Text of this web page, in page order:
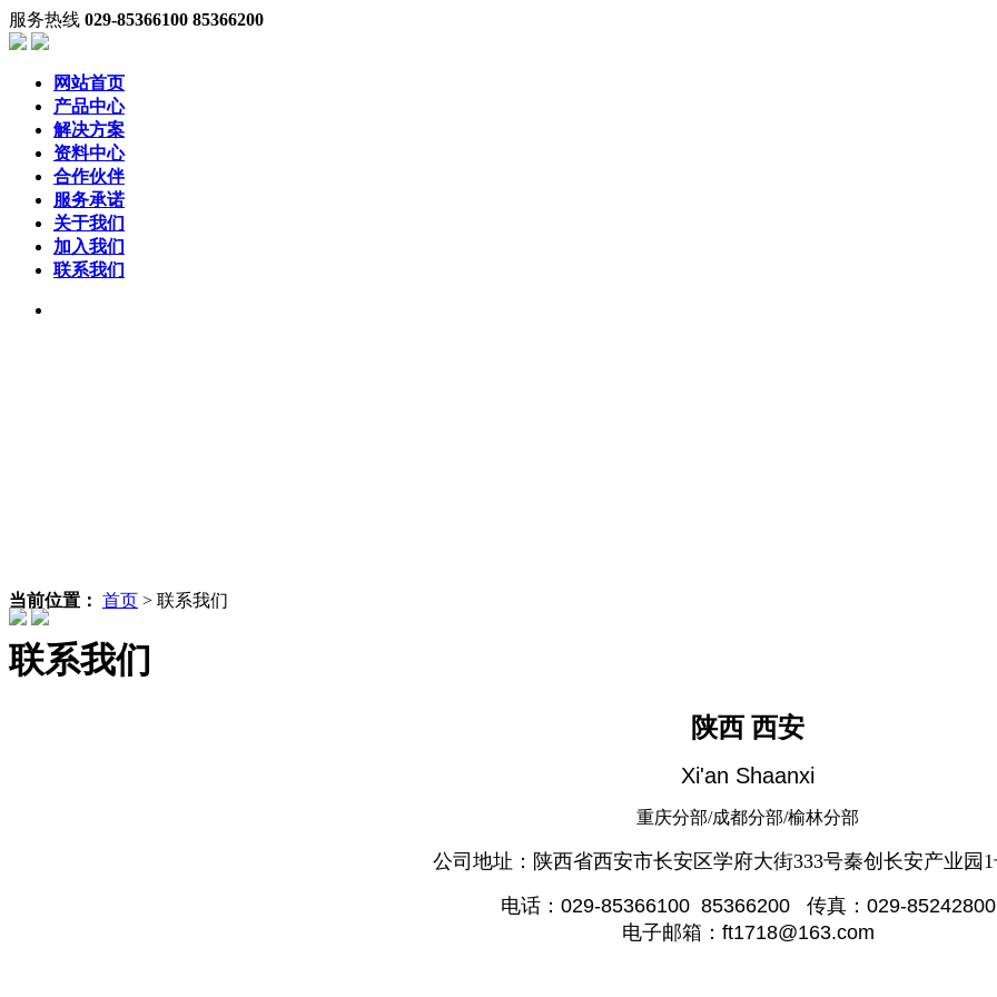
服务热线 029-85366100 85366200
网站首页
产品中心
解决方案
资料中心
合作伙伴
服务承诺
关于我们
加入我们
联系我们
当前位置： 首页 > 联系我们
联系我们
陕西 西安
Xi'an Shaanxi
重庆分部/成都分部/榆林分部
公司地址：陕西省西安市长安区学府大街333号秦创长安产业园
电话： 029-85366100 85366200 传真： 029-85242800
电子邮箱： ft1718@163.com